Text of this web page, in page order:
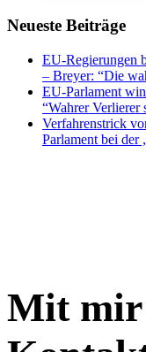
Neueste Beiträge
EU-Regierungen
– Breyer: “Die
EU-Parlament
“Wahrer Verlierer
Verfahrenstrick
Parlament bei der
Mit